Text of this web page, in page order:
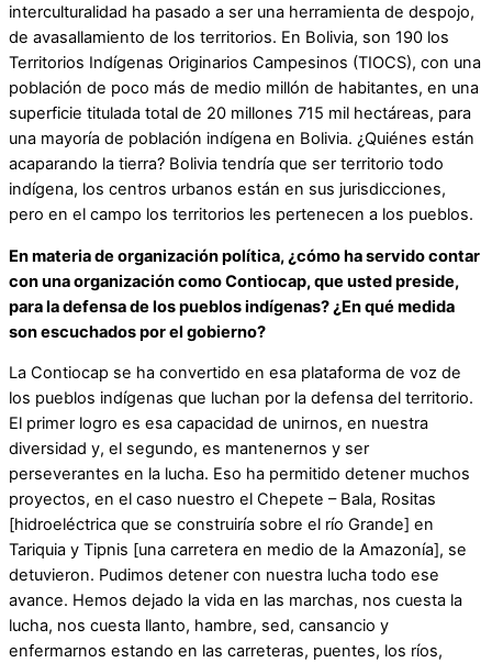
interculturalidad ha pasado a ser una herramienta de despojo,
de avasallamiento de los territorios. En Bolivia, son 190 los
Territorios Indígenas Originarios Campesinos (TIOCS), con una
población de poco más de medio millón de habitantes, en una
superficie titulada total de 20 millones 715 mil hectáreas, para
una mayoría de población indígena en Bolivia. ¿Quiénes están
acaparando la tierra? Bolivia tendría que ser territorio todo
indígena, los centros urbanos están en sus jurisdicciones,
pero en el campo los territorios les pertenecen a los pueblos.
En materia de organización política, ¿cómo ha servido contar
con una organización como Contiocap, que usted preside,
para la defensa de los pueblos indígenas? ¿En qué medida
son escuchados por el gobierno?
La Contiocap se ha convertido en esa plataforma de voz de
los pueblos indígenas que luchan por la defensa del territorio.
El primer logro es esa capacidad de unirnos, en nuestra
diversidad y, el segundo, es mantenernos y ser
perseverantes en la lucha. Eso ha permitido detener muchos
proyectos, en el caso nuestro el Chepete – Bala, Rositas
[hidroeléctrica que se construiría sobre el río Grande] en
Tariquia y Tipnis [una carretera en medio de la Amazonía], se
detuvieron. Pudimos detener con nuestra lucha todo ese
avance. Hemos dejado la vida en las marchas, nos cuesta la
lucha, nos cuesta llanto, hambre, sed, cansancio y
enfermarnos estando en las carreteras, puentes, los ríos,